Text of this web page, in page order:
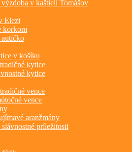
v kaštieli Tomášov
Elezi
korkom
v košíku
kytice
kytice
vence
vence
aranžmány
slávnostné príležitosti